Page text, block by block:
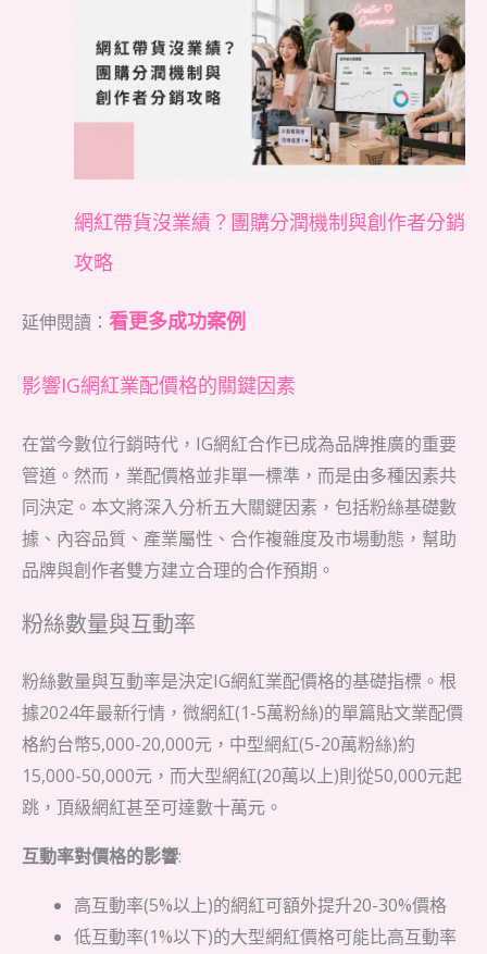
網紅帶貨沒業績？團購分潤機制與創作者分銷
攻略
延伸閱讀： 看更多成功案例
影響IG網紅業配價格的關鍵因素
在當今數位行銷時代，IG網紅合作已成為品牌推廣的重要
管道。然而，業配價格並非單一標準，而是由多種因素共
同決定。本文將深入分析五大關鍵因素，包括粉絲基礎數
據、內容品質、產業屬性、合作複雜度及市場動態，幫助
品牌與創作者雙方建立合理的合作預期。
粉絲數量與互動率
粉絲數量與互動率是決定IG網紅業配價格的基礎指標。根
據2024年最新行情，微網紅(1-5萬粉絲)的單篇貼文業配價
格約台幣5,000-20,000元，中型網紅(5-20萬粉絲)約
15,000-50,000元，而大型網紅(20萬以上)則從50,000元起
跳，頂級網紅甚至可達數十萬元。
互動率對價格的影響:
高互動率(5%以上)的網紅可額外提升20-30%價格
低互動率(1%以下)的大型網紅價格可能比高互動率